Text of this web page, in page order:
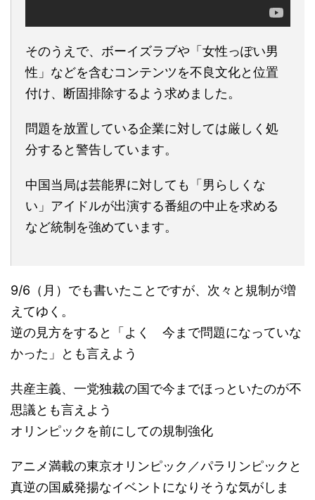
そのうえで、ボーイズラブや「女性っぽい男
性」などを含むコンテンツを不良文化と位置
付け、断固排除するよう求めました。
問題を放置している企業に対しては厳しく処
分すると警告しています。
中国当局は芸能界に対しても「男らしくな
い」アイドルが出演する番組の中止を求める
など統制を強めています。
9/6（月）でも書いたことですが、次々と規制が増
えてゆく。
逆の見方をすると「よく 今まで問題になっていな
かった」とも言えよう
共産主義、一党独裁の国で今までほっといたのが不
思議とも言えよう
オリンピックを前にしての規制強化
アニメ満載の東京オリンピック／パラリンピックと
真逆の国威発揚なイベントになりそうな気がしま